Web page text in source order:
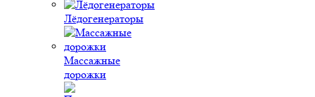
Лёдогенераторы
Массажные
дорожки